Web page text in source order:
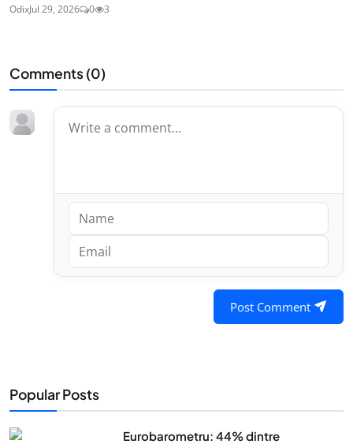
OdixJul 29, 2026 0 3
Comments (0)
Post Comment
Popular Posts
Eurobarometru: 44% dintre